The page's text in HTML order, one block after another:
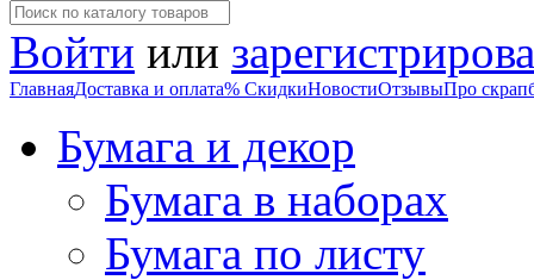
Войти или
ГлавнаяДоставка и оплата% СкидкиНовостиОтзывыПро
Бумага и декор
Бумага в наборах
Бумага по листу